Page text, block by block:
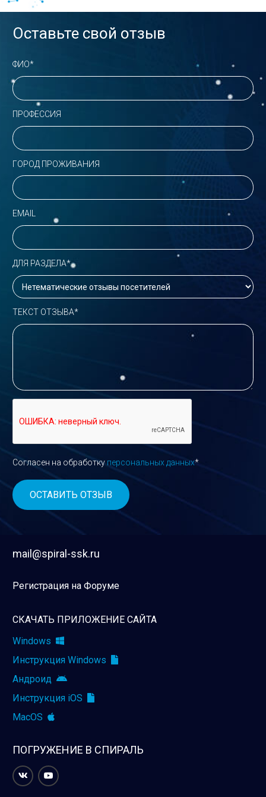
Оставьте свой отзыв
ФИО*
ПРОФЕССИЯ
ГОРОД ПРОЖИВАНИЯ
EMAIL
ДЛЯ РАЗДЕЛА*
ТЕКСТ ОТЗЫВА*
Согласен на обработку персональных данных*
mail@spiral-ssk.ru
Регистрация на Форуме
СКАЧАТЬ ПРИЛОЖЕНИЕ САЙТА
Windows
Инструкция Windows
Андроид
Инструкция iOS
MacOS
ПОГРУЖЕНИЕ В СПИРАЛЬ